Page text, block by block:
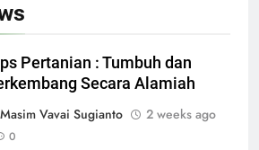
Pertanian : Tumbuh dan
Secara Alamiah
Masim Vavai Sugianto
2 weeks ago
0